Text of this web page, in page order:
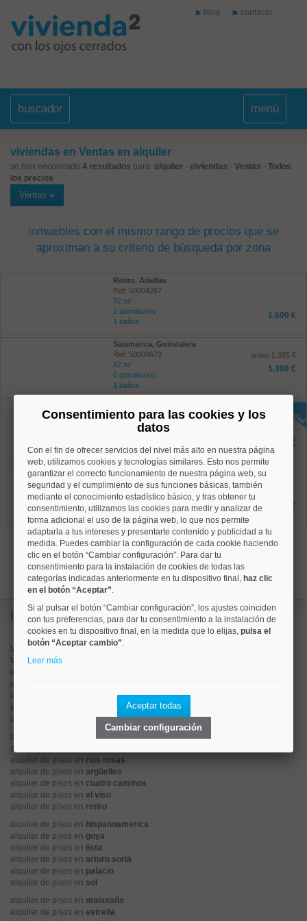
blog contacto
buscador menú
viviendas en Ventas en alquiler
se han encontrado 4 resultados para: alquiler - viviendas - Ventas - Todos
los precios
Ventas
inmuebles con el mismo rango de precios que se
aproximan a su criterio de búsqueda por zona
Retiro, Adelfas
Ref: 50004287
72 m²
2 dormitorios
1 baños
1.600 €
Salamanca, Guindalera
Ref: 50004673
42 m²
0 dormitorios
1 baños
antes 1.395 €
1.300 €
Ref: 50004827
2 baños
1.450 €
Ciudad Lineal, Costillares
Ref: 50004752
120 m²
3 dormitorios
2 baños
2.100 €
1
Lo más buscado
Valorar vivienda online
Vender piso
alquiler de pisos en
alquiler de pisos en
alquiler de pisos en
chamberí
alquiler de pisos en
ciudad lineal
alquiler de pisos en
moncloa
alquiler de pisos en
salamanca
alquiler de pisos en
alquiler de pisos en rios rosas
alquiler de pisos en argüelles
alquiler de pisos en cuatro caminos
alquiler de pisos en el viso
alquiler de pisos en retiro
alquiler de pisos en hispanoamerica
alquiler de pisos en goya
alquiler de pisos en lista
alquiler de pisos en arturo soria
alquiler de pisos en palacio
alquiler de pisos en sol
alquiler de pisos en malasaña
alquiler de pisos en estrella
Consentimiento para las cookies y los
datos
Con el fin de ofrecer servicios del nivel más alto en nuestra página
web, utilizamos cookies y tecnologías similares. Esto nos permite
garantizar el correcto funcionamiento de nuestra página web, su
seguridad y el cumplimiento de sus funciones básicas, también
mediante el conocimiento estadístico básico, y tras obtener tu
consentimiento, utilizamos las cookies para medir y analizar de
forma adicional el uso de la página web, lo que nos permite
adaptarla a tus intereses y presentarte contenido y publicidad a tu
medida. Puedes cambiar la configuración de cada cookie haciendo
clic en el botón “Cambiar configuración”. Para dar tu
consentimiento para la instalación de cookies de todas las
categorías indicadas anteriormente en tu dispositivo final, haz clic
en el botón “Aceptar”.
Si al pulsar el botón “Cambiar configuración”, los ajustes coinciden
con tus preferencias, para dar tu consentimiento a la instalación de
cookies en tu dispositivo final, en la medida que lo elijas, pulsa el
botón “Aceptar cambio”.
Leer más
Aceptar todas
Cambiar configuración